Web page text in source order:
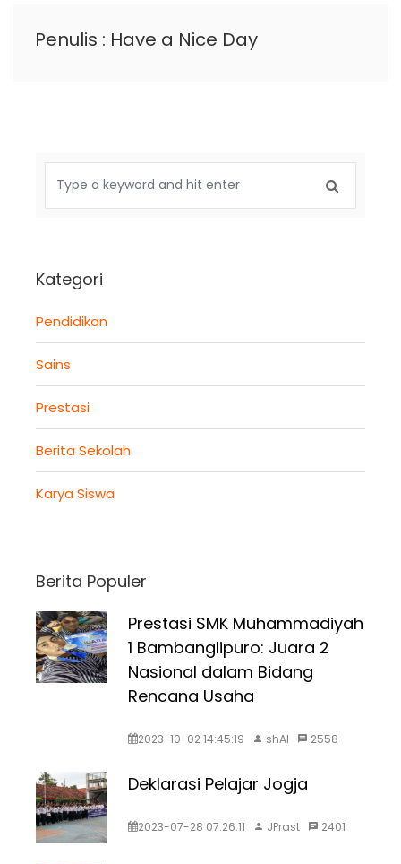
Penulis : Have a Nice Day
Kategori
Pendidikan
Sains
Prestasi
Berita Sekolah
Karya Siswa
Berita Populer
Prestasi SMK Muhammadiyah
1 Bambanglipuro: Juara 2
Nasional dalam Bidang
Rencana Usaha
2023-10-02 14:45:19 shAI 2558
Deklarasi Pelajar Jogja
2023-07-28 07:26:11 JPrast 2401